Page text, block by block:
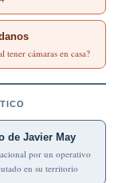
tener cámaras en casa?
de Javier May
por un operativo
en su territorio